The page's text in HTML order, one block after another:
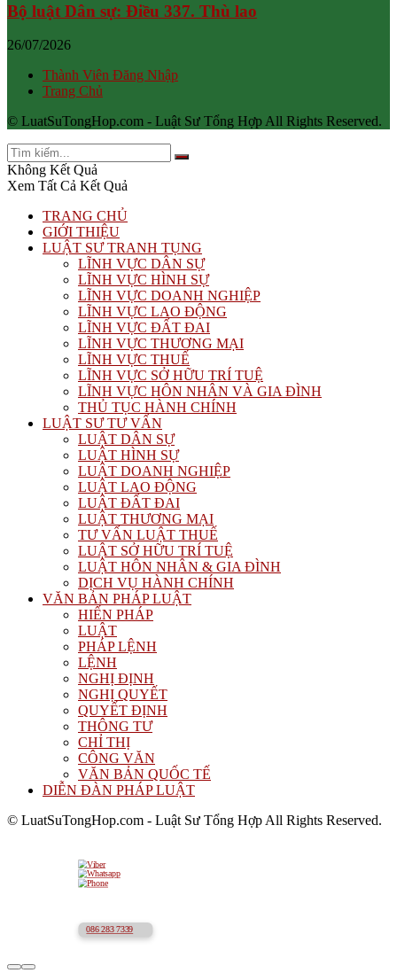
Bộ luật Dân sự: Điều 337. Thù lao
26/07/2026
Thành Viên Đăng Nhập
Trang Chủ
© LuatSuTongHop.com - Luật Sư Tổng Hợp All Rights Reserved.
Không Kết Quả
Xem Tất Cả Kết Quả
TRANG CHỦ
GIỚI THIỆU
LUẬT SƯ TRANH TỤNG
LĨNH VỰC DÂN SỰ
LĨNH VỰC HÌNH SỰ
LĨNH VỰC DOANH NGHIỆP
LĨNH VỰC LAO ĐỘNG
LĨNH VỰC ĐẤT ĐAI
LĨNH VỰC THƯƠNG MẠI
LĨNH VỰC THUẾ
LĨNH VỰC SỞ HỮU TRÍ TUỆ
LĨNH VỰC HÔN NHÂN VÀ GIA ĐÌNH
THỦ TỤC HÀNH CHÍNH
LUẬT SƯ TƯ VẤN
LUẬT DÂN SỰ
LUẬT HÌNH SỰ
LUẬT DOANH NGHIỆP
LUẬT LAO ĐỘNG
LUẬT ĐẤT ĐAI
LUẬT THƯƠNG MẠI
TƯ VẤN LUẬT THUẾ
LUẬT SỞ HỮU TRÍ TUỆ
LUẬT HÔN NHÂN & GIA ĐÌNH
DỊCH VỤ HÀNH CHÍNH
VĂN BẢN PHÁP LUẬT
HIẾN PHÁP
LUẬT
PHÁP LỆNH
LỆNH
NGHỊ ĐỊNH
NGHỊ QUYẾT
QUYẾT ĐỊNH
THÔNG TƯ
CHỈ THỊ
CÔNG VĂN
VĂN BẢN QUỐC TẾ
DIỄN ĐÀN PHÁP LUẬT
© LuatSuTongHop.com - Luật Sư Tổng Hợp All Rights Reserved.
086 283 7339